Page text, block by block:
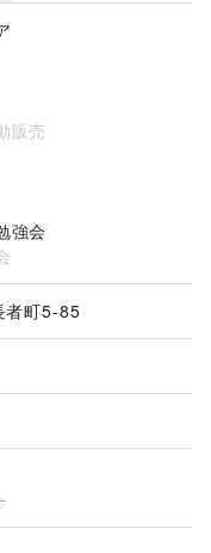
張りの開放感のある
ルに使って頂ける多目
ポップアップストアや
か？これまでにもアー
ギャラリーの外に机な
てきました。関内駅か
の路面のため様々な方
とが可能なので、ま
販売
強会
者町5-85